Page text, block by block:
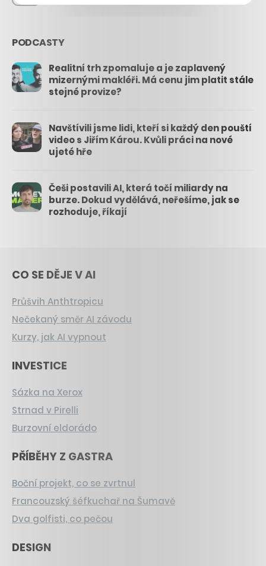
PODCASTY
Realitní trh zpomaluje a je zaplavený
mizernými makléři. Má cenu jim platit stále
stejné provize?
Navštívili jsme lidi, kteří si každý den pouští
video s Jiřím Károu. Kvůli práci na nové
ujeté hře
Češi postavili AI, která točí miliardy na
burze. Dokud vydělává, neřešíme, jak se
rozhoduje, říkají
CO SE DĚJE V AI
Průšvih Anthtropicu
Nečekaný směr AI závodu
Kurzy, jak AI vypnout
INVESTICE
Sázka na Xerox
Strnad v Pirelli
Burzovní eldorádo
PŘÍBĚHY Z GASTRA
Boční projekt, co se zvrtnul
Francouzský šéfkuchař na Šumavě
Dva golfisti, co pečou
DESIGN